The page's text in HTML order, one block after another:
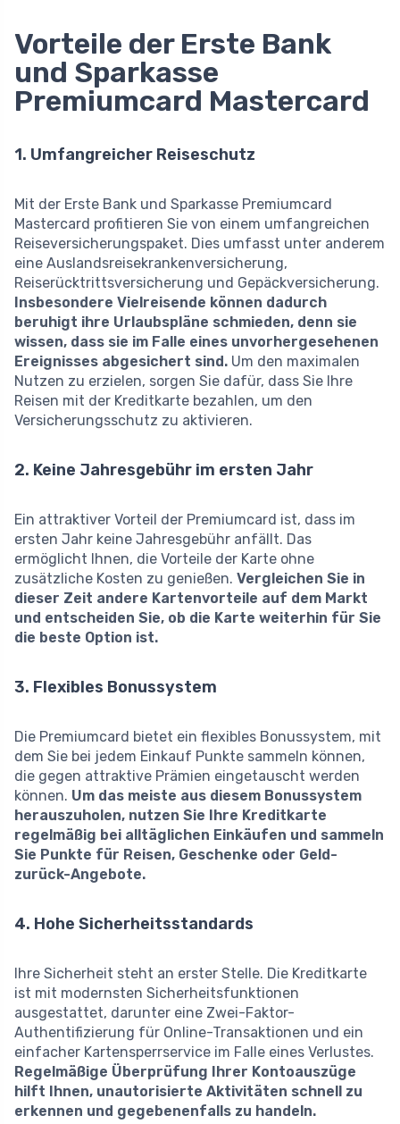
Vorteile der Erste Bank
und Sparkasse
Premiumcard Mastercard
1. Umfangreicher Reiseschutz
Mit der Erste Bank und Sparkasse Premiumcard
Mastercard profitieren Sie von einem umfangreichen
Reiseversicherungspaket. Dies umfasst unter anderem
eine Auslandsreisekrankenversicherung,
Reiserücktrittsversicherung und Gepäckversicherung.
Insbesondere Vielreisende können dadurch
beruhigt ihre Urlaubspläne schmieden, denn sie
wissen, dass sie im Falle eines unvorhergesehenen
Ereignisses abgesichert sind. Um den maximalen
Nutzen zu erzielen, sorgen Sie dafür, dass Sie Ihre
Reisen mit der Kreditkarte bezahlen, um den
Versicherungsschutz zu aktivieren.
2. Keine Jahresgebühr im ersten Jahr
Ein attraktiver Vorteil der Premiumcard ist, dass im
ersten Jahr keine Jahresgebühr anfällt. Das
ermöglicht Ihnen, die Vorteile der Karte ohne
zusätzliche Kosten zu genießen. Vergleichen Sie in
dieser Zeit andere Kartenvorteile auf dem Markt
und entscheiden Sie, ob die Karte weiterhin für Sie
die beste Option ist.
3. Flexibles Bonussystem
Die Premiumcard bietet ein flexibles Bonussystem, mit
dem Sie bei jedem Einkauf Punkte sammeln können,
die gegen attraktive Prämien eingetauscht werden
können. Um das meiste aus diesem Bonussystem
herauszuholen, nutzen Sie Ihre Kreditkarte
regelmäßig bei alltäglichen Einkäufen und sammeln
Sie Punkte für Reisen, Geschenke oder Geld-
zurück-Angebote.
4. Hohe Sicherheitsstandards
Ihre Sicherheit steht an erster Stelle. Die Kreditkarte
ist mit modernsten Sicherheitsfunktionen
ausgestattet, darunter eine Zwei-Faktor-
Authentifizierung für Online-Transaktionen und ein
einfacher Kartensperrservice im Falle eines Verlustes.
Regelmäßige Überprüfung Ihrer Kontoauszüge
hilft Ihnen, unautorisierte Aktivitäten schnell zu
erkennen und gegebenenfalls zu handeln.